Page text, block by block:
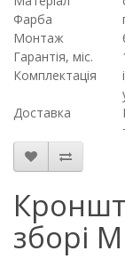
Фарба
Монтаж
Гарантія, міс.
Комплектація
Доставка
зборі